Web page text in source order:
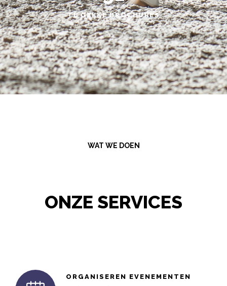
TE GEKKE BROCHURES
WAT WE DOEN
ONZE SERVICES
ORGANISEREN EVENEMENTEN